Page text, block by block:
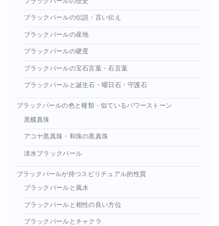
ブラックパールの伝説・言い伝え
ブラックパールの産地
ブラックパールの硬度
ブラックパールの宝石言葉・石言葉
ブラックパールと誕生石・曜日石・守護石
ブラックパールの色と種類・似ているパワーストーン
黒蝶真珠
アコヤ黒真珠・和珠の黒真珠
淡水ブラックパール
ブラックパールが持つスピリチュアル的性質
ブラックパールと風水
ブラックパールと相性の良い方位
ブラックパールとチャクラ